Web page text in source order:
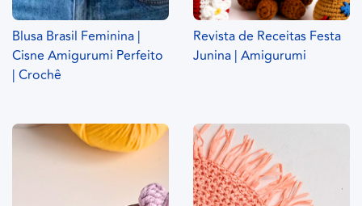
Blusa Brasil Feminina |
Cisne Amigurumi Perfeito
| Crochê
Revista de Receitas Festa
Junina | Amigurumi